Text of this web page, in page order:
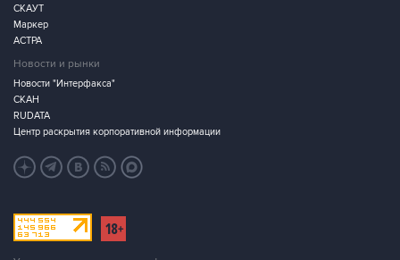
СКАУТ
Маркер
АСТРА
Новости и рынки
Новости "Интерфакса"
СКАН
RUDATA
Центр раскрытия корпоративной информации